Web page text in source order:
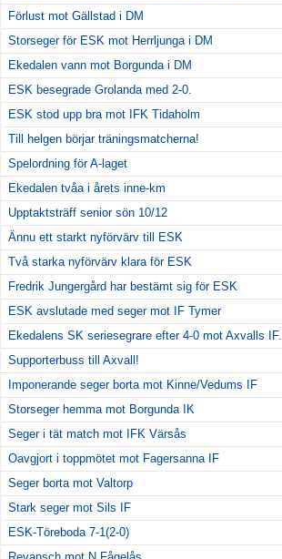
Förlust mot Gällstad i DM
Storseger för ESK mot Herrljunga i DM
Ekedalen vann mot Borgunda i DM
ESK besegrade Grolanda med 2-0.
ESK stod upp bra mot IFK Tidaholm
Till helgen börjar träningsmatcherna!
Spelordning för A-laget
Ekedalen tvåa i årets inne-km
Upptaktsträff senior sön 10/12
Ännu ett starkt nyförvärv till ESK
Två starka nyförvärv klara för ESK
Fredrik Jungergård har bestämt sig för ESK
ESK avslutade med seger mot IF Tymer
Ekedalens SK seriesegrare efter 4-0 mot Axvalls IF.
Supporterbuss till Axvall!
Imponerande seger borta mot Kinne/Vedums IF
Storseger hemma mot Borgunda IK
Seger i tät match mot IFK Värsås
Oavgjort i toppmötet mot Fagersanna IF
Seger borta mot Valtorp
Stark seger mot Sils IF
ESK-Töreboda 7-1(2-0)